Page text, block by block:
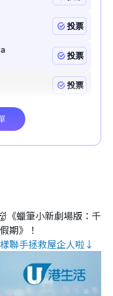
《蠟筆小新劇場版：千
期》！
聯手拯救屋企人啦↓